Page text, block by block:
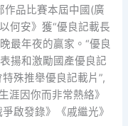
作品比賽本屆中國(廣
何安》獲“優良記載長
最年夜的贏家。“優良
揚和激勵國產優良記
殊推舉優良記載片”,
涯因你而非常熱絡》
啟發錄》《戚繼光》